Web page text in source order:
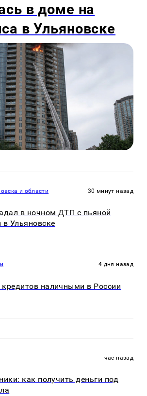
в доме на
в Ульяновске
и области 30 минут назад
в ночном ДТП с пьяной
в Ульяновске
4 дня назад
наличными в России
час назад
как получить деньги под